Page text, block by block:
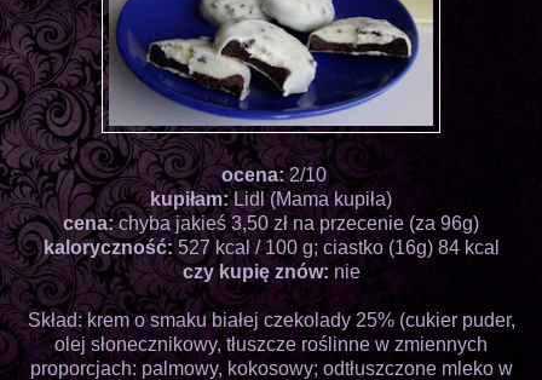
ocena:2/10
kupiłam:Lidl (Mama kupiła)
cena:chyba jakieś 3,50 zł na przecenie (za 96g)
kaloryczność:527 kcal / 100 g; ciastko (16g) 84 kcal
czy kupię znów: nie
Skład: krem o smaku białej czekolady 25% (cukier puder,
olej słonecznikowy, tłuszcze roślinne w zmiennych
proporcjach: palmowy, kokosowy; odtłuszczone mleko w